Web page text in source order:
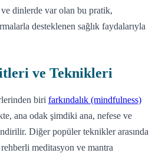
dinlerde var olan bu pratik,
desteklenen sağlık faydalarıyla
ve Teknikleri
biri farkındalık (mindfulness)
ana odak şimdiki ana, nefese ve
Diğer popüler teknikler arasında
meditasyon ve mantra